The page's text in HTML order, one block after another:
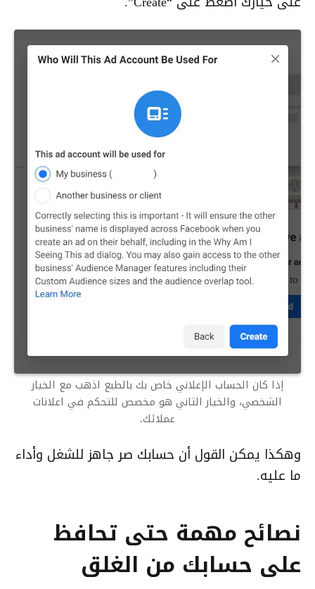
إذا كان الحساب الإعلاني خاص بك بالطبع اذهب مع الخيار
الشخصي، والخيار الثاني هو مخصص للتحكم في اعلانات
عملائك.
وهكذا يمكن القول أن حسابك صر جاهز للشغل وأداء
ما عليه.
نصائح مهمة حتى تحافظ
على حسابك من الغلق